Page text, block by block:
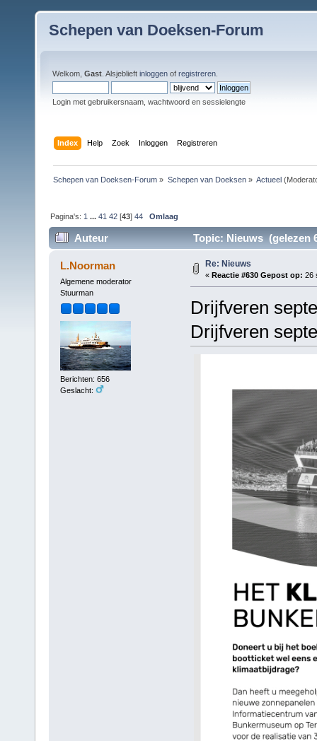
Schepen van Doeksen-Forum
Welkom, Gast . Alsjeblieft inloggen of registreren
Login met gebruikersnaam, wachtwoord en sessielengte
Index Help Zoek Inloggen Registreren
Schepen van Doeksen-Forum » Schepen van Doeksen» Actueel
Pagina's: 1 ...41 42 [43]44 Omlaag
Auteur Topic: Nieuws (gelezen
L.Noorman
Algemene moderator
Stuurman
Berichten: 656
Geslacht:
Re: Nieuws
« Reactie #630 Gepost op: 26
Drijfveren
Drijfveren